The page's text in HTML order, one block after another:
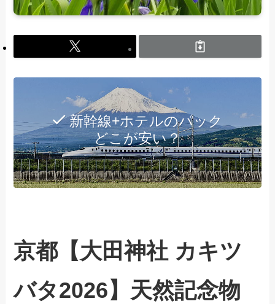
新幹線+ホテルのパック
どこが安い？
京都【大田神社 カキツ
バタ2026】天然記念物